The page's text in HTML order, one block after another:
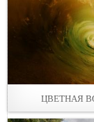
ЦВЕТНAЯ